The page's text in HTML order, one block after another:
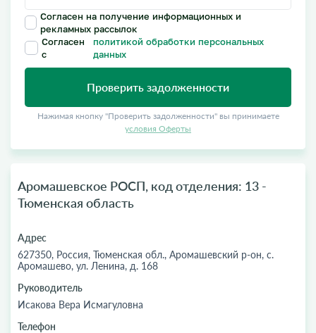
Согласен на получение информационных и
рекламных рассылок
Согласен
с
политикой обработки персональных
данных
Проверить задолженности
Нажимая кнопку "Проверить задолженности" вы принимаете
условия Оферты
Аромашевское РОСП, код отделения: 13 -
Тюменская область
Адрес
627350, Россия, Тюменская обл., Аромашевский р-он, с.
Аромашево, ул. Ленина, д. 168
Руководитель
Исакова Вера Исмагуловна
Телефон